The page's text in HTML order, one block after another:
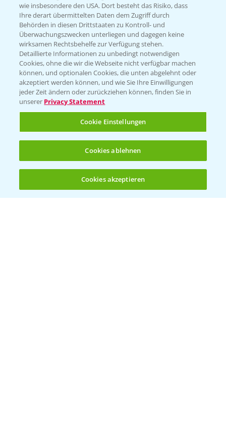
(noch 4)
LINKS
Apps
Wetter Aktuell
BROSCHÜREN
Ackerbau
Saatgut
Sonderkulturen
Verantwortung & Sorgfalt
PAMIRA - Packmittelrücknahme
Sammelstellen und Termine
wie insbesondere den USA. Dort besteht das Risiko, dass
Ihre derart übermittelten Daten dem Zugriff durch
Behörden in diesen Drittstaaten zu Kontroll- und
Überwachungszwecken unterliegen und dagegen keine
wirksamen Rechtsbehelfe zur Verfügung stehen.
Detaillierte Informationen zu unbedingt notwendigen
Cookies, ohne die wir die Webseite nicht verfügbar machen
können, und optionalen Cookies, die unten abgelehnt oder
akzeptiert werden können, und wie Sie Ihre Einwilligungen
jeder Zeit ändern oder zurückziehen können, finden Sie in
unserer Privacy Statement
Cookie Einstellungen
Cookies ablehnen
Cookies akzeptieren